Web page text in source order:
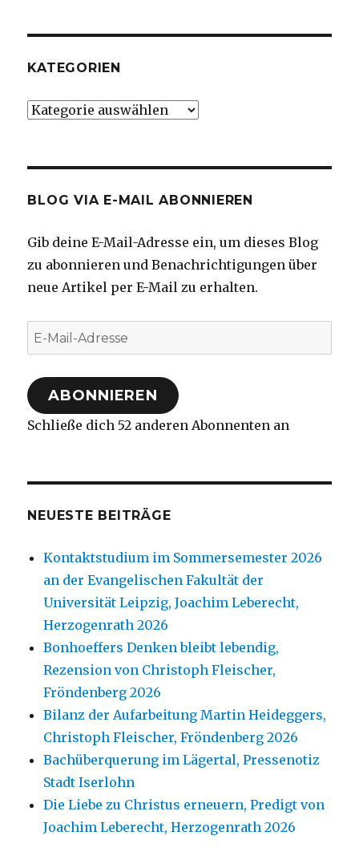
KATEGORIEN
Kategorien
BLOG VIA E-MAIL ABONNIEREN
Gib deine E-Mail-Adresse ein, um dieses Blog
zu abonnieren und Benachrichtigungen über
neue Artikel per E-Mail zu erhalten.
E-
Mail-
Adresse
ABONNIEREN
Schließe dich 52 anderen Abonnenten an
NEUESTE BEITRÄGE
Kontaktstudium im Sommersemester 2026
an der Evangelischen Fakultät der
Universität Leipzig, Joachim Leberecht,
Herzogenrath 2026
Bonhoeffers Denken bleibt lebendig,
Rezension von Christoph Fleischer,
Fröndenberg 2026
Bilanz der Aufarbeitung Martin Heideggers,
Christoph Fleischer, Fröndenberg 2026
Bachüberquerung im Lägertal, Pressenotiz
Stadt Iserlohn
Die Liebe zu Christus erneuern, Predigt von
Joachim Leberecht, Herzogenrath 2026